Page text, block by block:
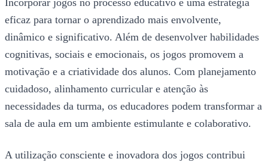
eficaz para tornar o aprendizado mais envolvente,
dinâmico e significativo. Além de desenvolver habilidades
cognitivas, sociais e emocionais, os jogos promovem a
motivação e a criatividade dos alunos. Com planejamento
cuidadoso, alinhamento curricular e atenção às
necessidades da turma, os educadores podem transformar a
sala de aula em um ambiente estimulante e colaborativo.
A utilização consciente e inovadora dos jogos contribui